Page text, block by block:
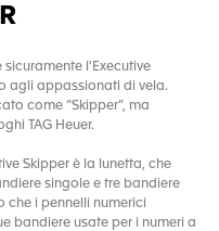
l'Executive
agli appassionati di vela.
come “Skipper”, ma
TAG Heuer.
Skipper è la lunetta, che
singole e tre bandiere
che i pennelli numerici
bandiere usate per i numeri a